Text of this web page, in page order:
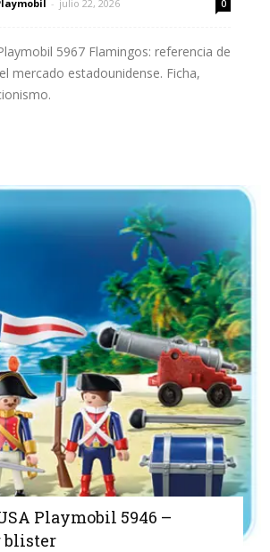
- julio 22, 2026 0
5967 Flamingos: referencia de
mercado estadounidense. Ficha,
Playmobil 5946 –
blister